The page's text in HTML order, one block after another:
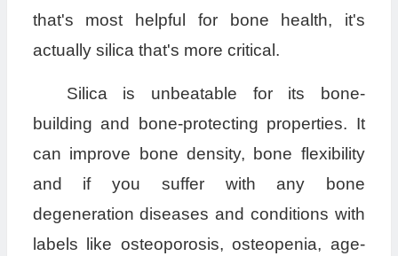
that's most helpful for bone health, it's
actually silica that's more critical.
Silica is unbeatable for its bone-
building and bone-protecting properties. It
can improve bone density, bone flexibility
and if you suffer with any bone
degeneration diseases and conditions with
labels like osteoporosis, osteopenia, age-